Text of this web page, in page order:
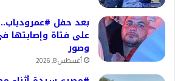
بعد حفل
على فتاة وإصابتها
وصور
أغسطس 8, 2026